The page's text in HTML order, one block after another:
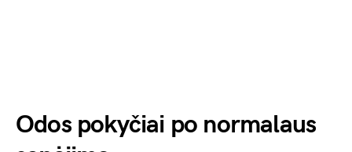
Odos pokyčiai po normalaus